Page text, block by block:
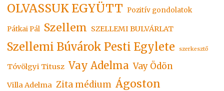
OLVASSUK EGYÜTT Pozitív gondolatok
Pátkai Pál Szellem SZELLEMI BULVÁRLAT
Szellemi Búvárok Pesti Egylete szerkesztő
Tóvölgyi Titusz Vay Adelma Vay Ödön
Villa Adelma Zita médium Ágoston